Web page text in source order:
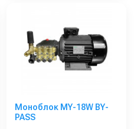
Моноблок MY-18W BY-
PASS